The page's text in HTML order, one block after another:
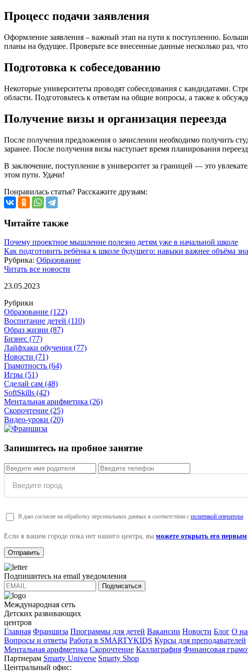
Процесс подачи заявления
Оформление заявления – важный этап на пути к поступлению.
планы на будущее. Проверьте все внесенные данные несколько раз,
Подготовка к собеседованию
Некоторые университеты проводят собеседования с кандидатами.
области. Подготовьтесь к ответам на общие вопросы, а также к
Получение визы и организация переезда
После получения предложения о зачислении необходимо получить
заранее. После получения визы наступает время планирования
В заключение, поступление в университет за границей — это
этом пути. Удачи!
Понравилась статья? Расскажите друзьям:
Читайте также
Почему проектное мышление полезно детям уже в начальной школе
Как подготовить ребёнка к школе будущего: навыки важнее объёма
Рубрика: Образование
Читать все новости
23.05.2023
Рубрики
Образование (122)
Воспитание детей (110)
Образ жизни (87)
Бизнес (77)
Лайфхаки обучения (77)
Новости (71)
Грамотность (64)
Игры (51)
Сделай сам (48)
SoftSkills (42)
Ментальная арифметика (26)
Скорочтение (25)
Видео-уроки (20)
Запишитесь на пробное занятие
Я даю согласие на обработку персональных данных в соответствии с политикой оператора
Если в вашем городе пока нет нашего центра, вы можете открыть его первым
Подпишитесь на email уведомления
Подписаться
Международная сеть
Детских развивающих
центров
Главная Франшиза Программы для детей Вакансии Новости Блог О
Вопросы и ответы Работа в SMARTYKIDS Курсы для преподавателей
Ментальная арифметика Скорочтение Каллиграфия Финансовая
Партнерам Smarty Universe Smarty Shop
Центральный офис: